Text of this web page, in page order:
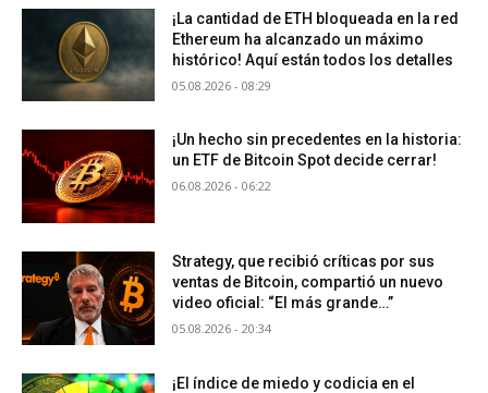
¡La cantidad de ETH bloqueada en la red
Ethereum ha alcanzado un máximo
histórico! Aquí están todos los detalles
05.08.2026 - 08:29
¡Un hecho sin precedentes en la historia:
un ETF de Bitcoin Spot decide cerrar!
06.08.2026 - 06:22
Strategy, que recibió críticas por sus
ventas de Bitcoin, compartió un nuevo
video oficial: “El más grande…”
05.08.2026 - 20:34
¡El índice de miedo y codicia en el